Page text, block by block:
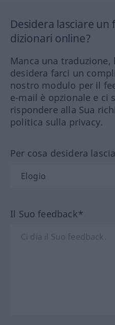
Desidera lasciare
dizionari online?
Manca una
desidera farci un
nostro modulo per il
e-mail è opzionale e ci
rispondere alla Sua
politica sulla privacy.
Per cosa desidera
Il Suo feedback*